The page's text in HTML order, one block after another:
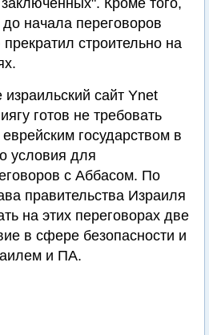
Кроме того,
начала переговоров
строительно на
сайт Ynet
готов не требовать
государством в
условия для
с Аббасом. По
правительства Израиля
на этих переговорах две
в сфере безопасности и
и ПА.